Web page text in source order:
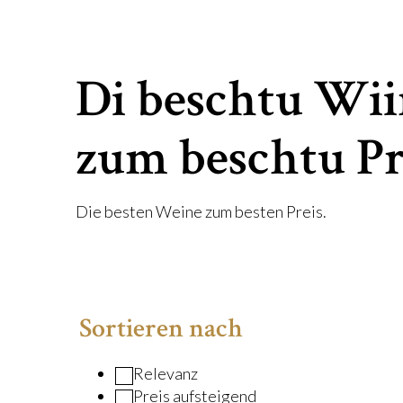
Di beschtu
zum beschtu
Die besten Weine zum besten Preis.
Sortieren nach
Relevanz
Preis aufsteigend